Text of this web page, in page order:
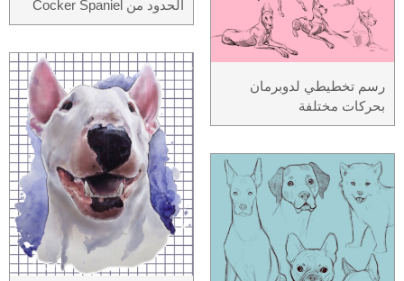
رسم تخطيطي لدوبرمان
بحركات مختلفة
الحدود من Cocker Spaniel